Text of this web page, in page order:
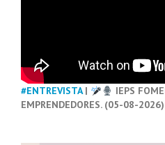
#ENTREVISTA|
IEPS
EMPRENDEDORES. (05-08-2026)